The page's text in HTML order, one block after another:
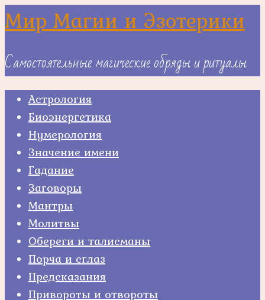
Skip
to
Мир Магии и Эзотерики
Самостоятельные магические обряды и ритуалы
Астрология
Биоэнергетика
Нумерология
Значение имени
Гадание
Заговоры
Мантры
Молитвы
Обереги и талисманы
Порча и сглаз
Предсказания
Привороты и отвороты